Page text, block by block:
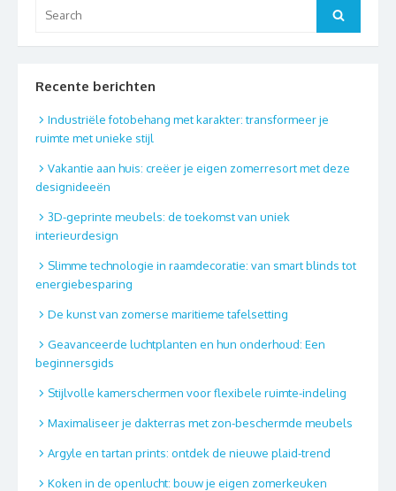
for:
Search
Recente berichten
Industriële fotobehang met karakter: transformeer je
ruimte met unieke stijl
Vakantie aan huis: creëer je eigen zomerresort met deze
designideeën
3D-geprinte meubels: de toekomst van uniek
interieurdesign
Slimme technologie in raamdecoratie: van smart blinds tot
energiebesparing
De kunst van zomerse maritieme tafelsetting
Geavanceerde luchtplanten en hun onderhoud: Een
beginnersgids
Stijlvolle kamerschermen voor flexibele ruimte-indeling
Maximaliseer je dakterras met zon-beschermde meubels
Argyle en tartan prints: ontdek de nieuwe plaid-trend
Koken in de openlucht: bouw je eigen zomerkeuken